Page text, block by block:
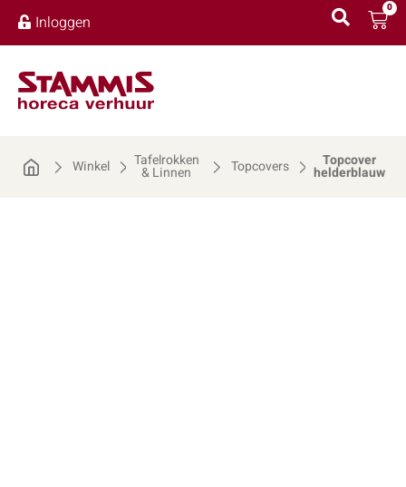
Inloggen
0
Winkel Tafelrokken
& Linnen Topcovers Topcover
helderblauw